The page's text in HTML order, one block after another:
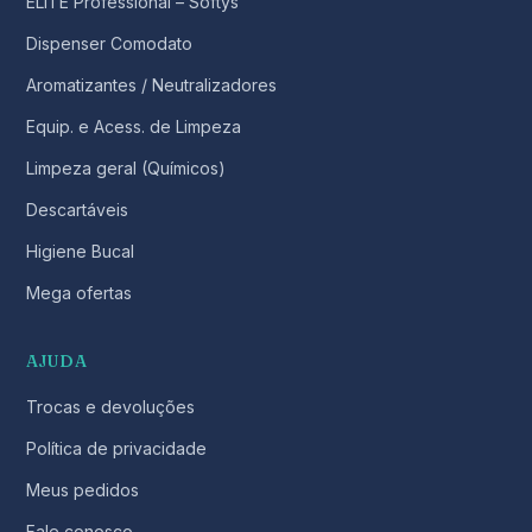
Dispenser Comodato
Aromatizantes / Neutralizadores
Equip. e Acess. de Limpeza
Limpeza geral (Químicos)
Descartáveis
Higiene Bucal
Mega ofertas
AJUDA
Trocas e devoluções
Política de privacidade
Meus pedidos